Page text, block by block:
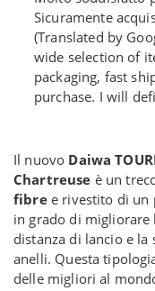
Sicuramente
(Translated by
wide selection of
packaging, fast
purchase. I will
Il nuovo Daiwa
Chartreuse è un
fibree rivestito di un
in grado di migliorare
distanza di lancio e
anelli. Questa
delle migliori al